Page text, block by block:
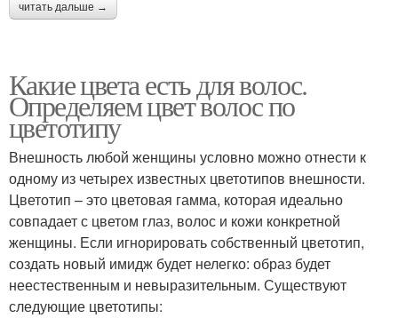
читать дальше →
Какие цвета есть для волос.
Определяем цвет волос по
цветотипу
Внешность любой женщины условно можно отнести к
одному из четырех известных цветотипов внешности.
Цветотип – это цветовая гамма, которая идеально
совпадает с цветом глаз, волос и кожи конкретной
женщины. Если игнорировать собственный цветотип,
создать новый имидж будет нелегко: образ будет
неестественным и невыразительным. Существуют
следующие цветотипы: